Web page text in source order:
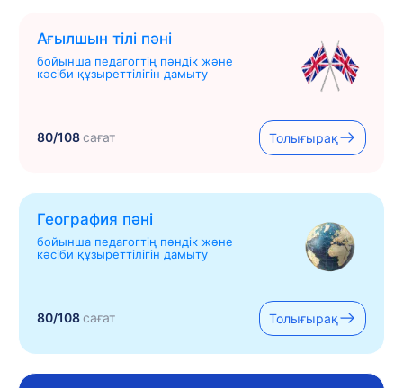
Ағылшын тілі пәні
бойынша педагогтің пәндік және
кәсіби құзыреттілігін дамыту
80/108сағат Толығырақ
География пәні
бойынша педагогтің пәндік және
кәсіби құзыреттілігін дамыту
80/108сағат Толығырақ